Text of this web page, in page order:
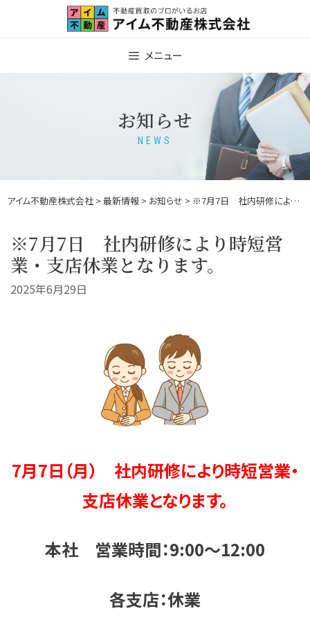
メニュー
お知らせ
NEWS
アイム不動産株式会社 > 最新情報 > お知らせ > ※7月7日 社内研修により時短営業・支店休業となります。
※7月7日 社内研修により時短営
業・支店休業となります。
2025年6月29日
7月7日（月） 社内研修により時短営業・
支店休業となります。
本社 営業時間：9:00～12:00
各支店：休業